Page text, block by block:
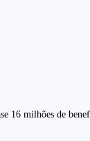
16 milhões de